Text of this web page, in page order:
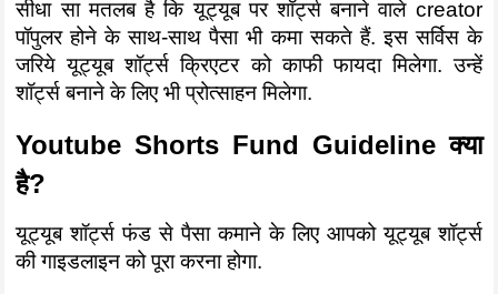
सीधा सा मतलब है कि यूट्यूब पर शॉर्ट्स बनाने वाले creator
पॉपुलर होने के साथ-साथ पैसा भी कमा सकते हैं. इस सर्विस के
जरिये यूट्यूब शॉर्ट्स क्रिएटर को काफी फायदा मिलेगा. उन्हें
शॉर्ट्स बनाने के लिए भी प्रोत्साहन मिलेगा.
Youtube Shorts Fund Guideline क्या
है?
यूट्यूब शॉर्ट्स फंड से पैसा कमाने के लिए आपको यूट्यूब शॉर्ट्स
की गाइडलाइन को पूरा करना होगा.